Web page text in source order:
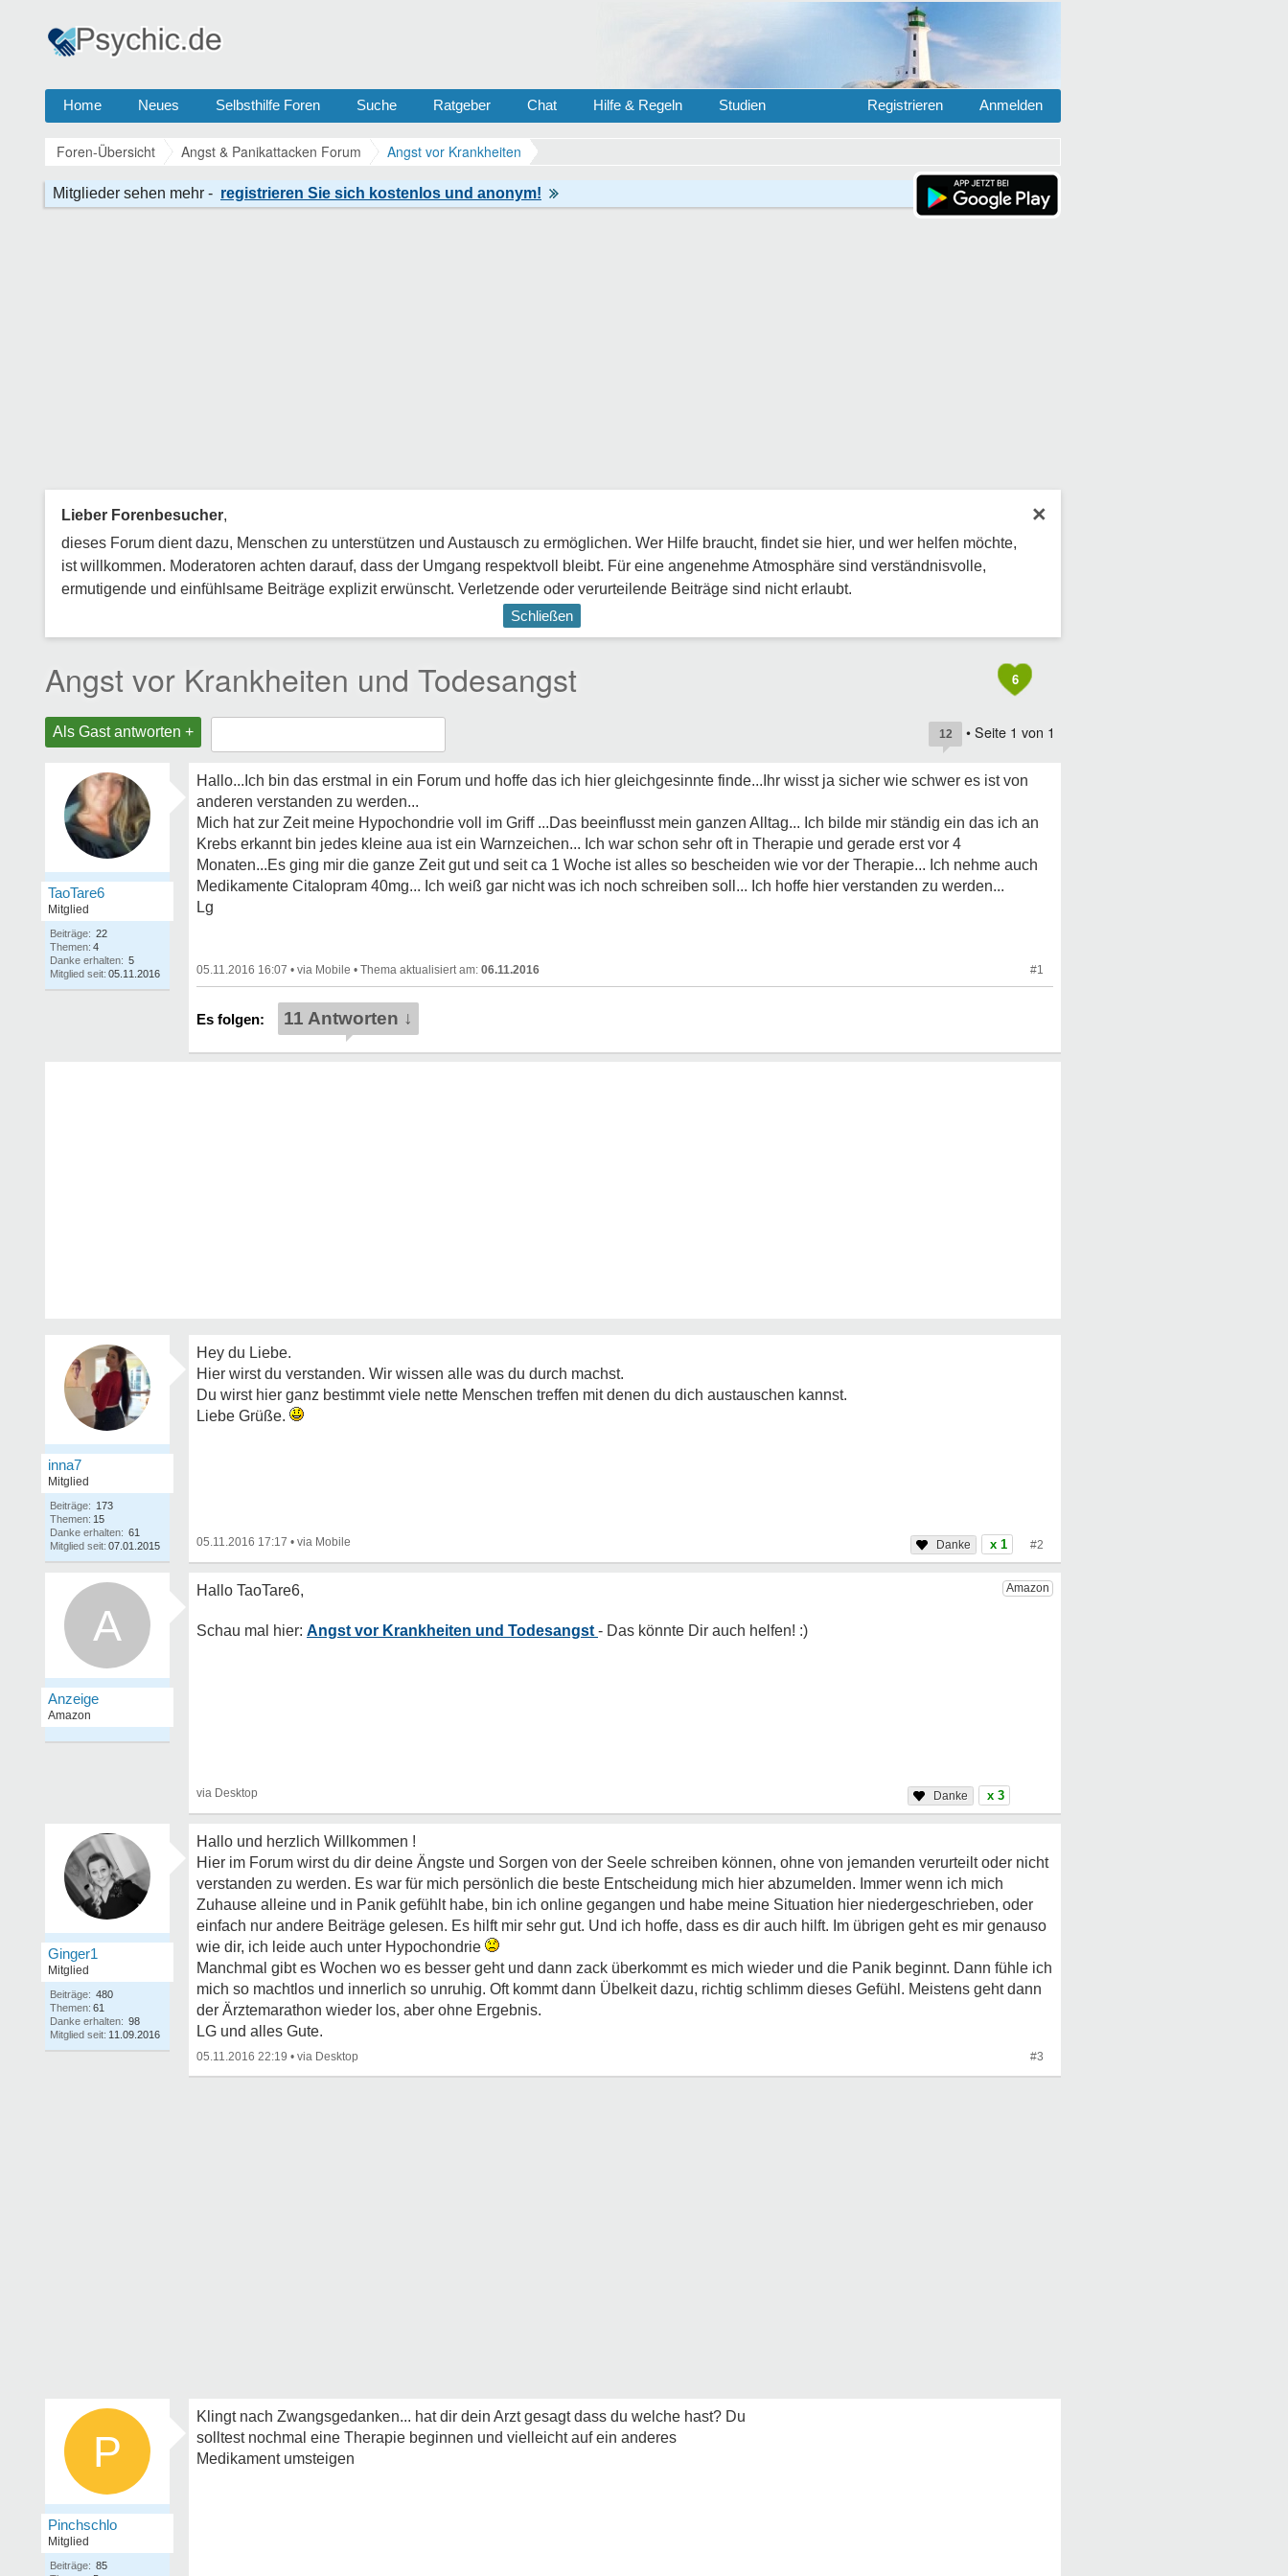
Home Neues Selbsthilfe Foren Suche Ratgeber Chat Hilfe & Regeln Studien Anmelden
Registrieren
Foren-Übersicht Angst & Panikattacken Forum Angst vor Krankheiten
×
Lieber Forenbesucher,
dieses Forum dient dazu, Menschen zu unterstützen und Austausch zu ermöglichen. Wer Hilfe braucht, findet sie hier, und wer helfen möchte,
ist willkommen. Moderatoren achten darauf, dass der Umgang respektvoll bleibt. Für eine angenehme Atmosphäre sind verständnisvolle,
ermutigende und einfühlsame Beiträge explizit erwünscht. Verletzende oder verurteilende Beiträge sind nicht erlaubt.
Schließen
6
Angst vor Krankheiten und Todesangst
Als Gast antworten + 12 • Seite 1 von 1
TaoTare6
Mitglied
Beiträge: 22
Themen: 4
Danke erhalten: 5
Mitglied seit: 05.11.2016
Hallo...Ich bin das erstmal in ein Forum und hoffe das ich hier gleichgesinnte finde...Ihr wisst ja sicher wie schwer es ist von
anderen verstanden zu werden...
Mich hat zur Zeit meine Hypochondrie voll im Griff ...Das beeinflusst mein ganzen Alltag... Ich bilde mir ständig ein das ich an
Krebs erkannt bin jedes kleine aua ist ein Warnzeichen... Ich war schon sehr oft in Therapie und gerade erst vor 4
Monaten...Es ging mir die ganze Zeit gut und seit ca 1 Woche ist alles so bescheiden wie vor der Therapie... Ich nehme auch
Medikamente Citalopram 40mg... Ich weiß gar nicht was ich noch schreiben soll... Ich hoffe hier verstanden zu werden...
Lg
05.11.2016 16:07 • • 06.11.2016 #1
11 Antworten ↓
inna7
Mitglied
Beiträge: 173
Themen: 15
Danke erhalten: 61
Mitglied seit: 07.01.2015
Hey du Liebe.
Hier wirst du verstanden. Wir wissen alle was du durch machst.
Du wirst hier ganz bestimmt viele nette Menschen treffen mit denen du dich austauschen kannst.
Liebe Grüße.
05.11.2016 17:17 • x 1 #2
A Angst vor Krankheiten und Todesangst
x 3
Ginger1
Mitglied
Beiträge: 480
Themen: 61
Danke erhalten: 98
Mitglied seit: 11.09.2016
Hallo und herzlich Willkommen !
Hier im Forum wirst du dir deine Ängste und Sorgen von der Seele schreiben können, ohne von jemanden verurteilt oder nicht
verstanden zu werden. Es war für mich persönlich die beste Entscheidung mich hier abzumelden. Immer wenn ich mich
Zuhause alleine und in Panik gefühlt habe, bin ich online gegangen und habe meine Situation hier niedergeschrieben, oder
einfach nur andere Beiträge gelesen. Es hilft mir sehr gut. Und ich hoffe, dass es dir auch hilft. Im übrigen geht es mir genauso
wie dir, ich leide auch unter Hypochondrie
Manchmal gibt es Wochen wo es besser geht und dann zack überkommt es mich wieder und die Panik beginnt. Dann fühle ich
mich so machtlos und innerlich so unruhig. Oft kommt dann Übelkeit dazu, richtig schlimm dieses Gefühl. Meistens geht dann
der Ärztemarathon wieder los, aber ohne Ergebnis.
LG und alles Gute.
05.11.2016 22:19 • #3
P
Pinchschlo
Mitglied
Beiträge: 85
Klingt nach Zwangsgedanken... hat dir dein Arzt gesagt dass du welche hast? Du
solltest nochmal eine Therapie beginnen und vielleicht auf ein anderes
Medikament umsteigen